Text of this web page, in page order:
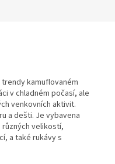
kamuflovaném
v chladném počasí, ale
venkovních aktivit.
a dešti. Je vybavena
velikostí,
a také rukávy s